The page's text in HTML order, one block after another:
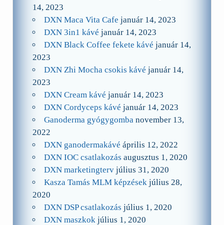
14, 2023
DXN Maca Vita Cafe január 14, 2023
DXN 3in1 kávé január 14, 2023
DXN Black Coffee fekete kávé január 14,
2023
DXN Zhi Mocha csokis kávé január 14,
2023
DXN Cream kávé január 14, 2023
DXN Cordyceps kávé január 14, 2023
Ganoderma gyógygomba november 13,
2022
DXN ganodermakávé április 12, 2022
DXN IOC csatlakozás augusztus 1, 2020
DXN marketingterv július 31, 2020
Kasza Tamás MLM képzések július 28,
2020
DXN DSP csatlakozás július 1, 2020
DXN maszkok július 1, 2020